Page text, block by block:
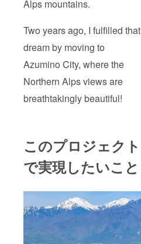
Alps mountains.
Two years ago, I fulfilled that
dream by moving to
Azumino City, where the
Northern Alps views are
breathtakingly beautiful!
このプロジェクト
で実現したいこと